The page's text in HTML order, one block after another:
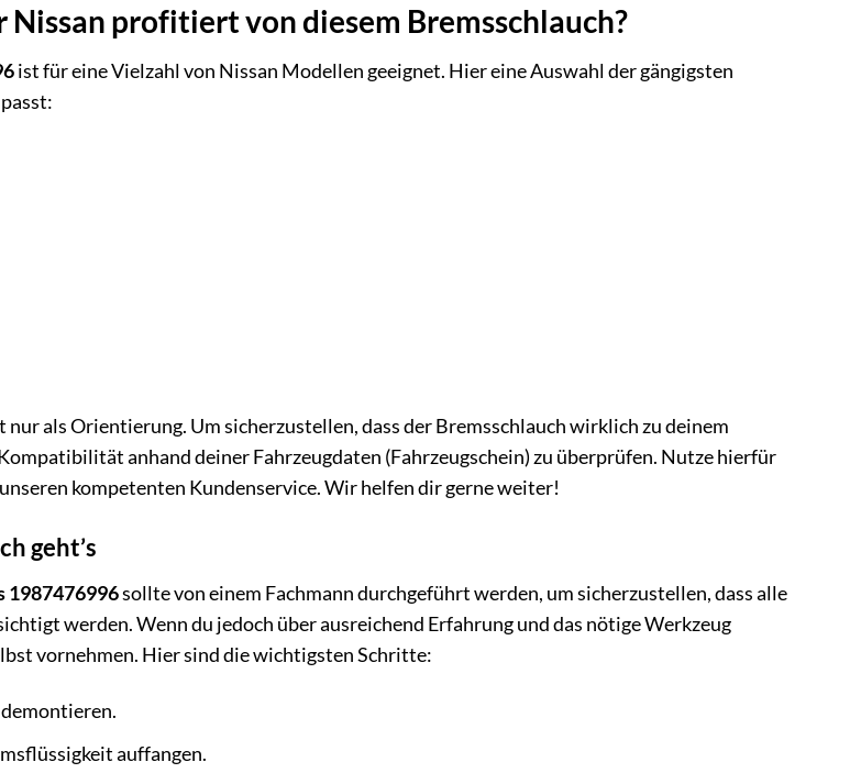
profitiert von diesem Bremsschlauch?
ist für eine Vielzahl von Nissan Modellen geeignet. Hier eine Auswahl der gängigsten
nur als Orientierung. Um sicherzustellen, dass der Bremsschlauch wirklich zu deinem
anhand deiner Fahrzeugdaten (Fahrzeugschein) zu überprüfen. Nutze hierfür
kompetenten Kundenservice. Wir helfen dir gerne weiter!
geht’s
1987476996sollte von einem Fachmann durchgeführt werden, um sicherzustellen, dass alle
werden. Wenn du jedoch über ausreichend Erfahrung und das nötige Werkzeug
vornehmen. Hier sind die wichtigsten Schritte:
demontieren.
auffangen.